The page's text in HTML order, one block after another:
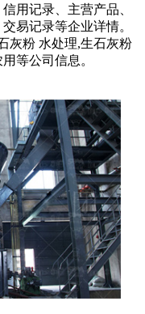
用记录、主营产品、
易记录等企业详情。
灰粉 水处理,生石灰粉
等公司信息。